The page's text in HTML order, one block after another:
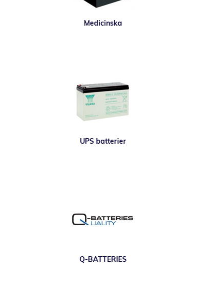
Medicinska
UPS batterier
Q-BATTERIES